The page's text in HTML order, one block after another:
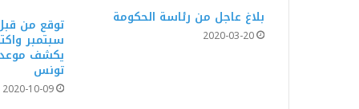
بلاغ عاجل من رئاسة الحكومة
2020-03-20 توقع من
سبتمبر
يكشف موعد
تونس
2020-10-09